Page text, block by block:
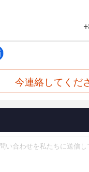
今連絡してくだ